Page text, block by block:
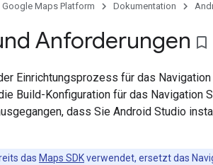
Google Maps Platform Dokumentation
Anforderungen bookmark_border
Einrichtungsprozess für das
Build-Konfiguration für das Navigation
dass Sie Android Studio
das Maps SDKverwendet, ersetzt das